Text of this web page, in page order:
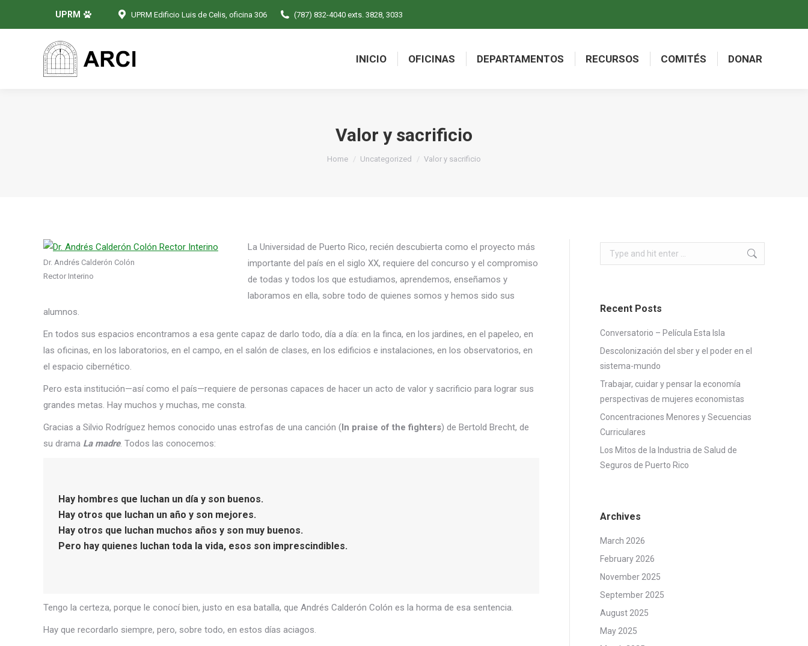
UPRM UPRM Edificio Luis de Celis, oficina 306 (787) 832-4040 exts. 3828, 3033
INICIO OFICINAS DEPARTAMENTOS RECURSOS COMITÉS DONAR
Valor y sacrificio
You are here:
Home Uncategorized Valor y sacrificio
Dr. Andrés Calderón Colón
Rector Interino
La Universidad de Puerto Rico, recién descubierta como el proyecto más
importante del país en el siglo XX, requiere del concurso y el compromiso
de todas y todos los que estudiamos, aprendemos, enseñamos y
laboramos en ella, sobre todo de quienes somos y hemos sido sus
alumnos.
En todos sus espacios encontramos a esa gente capaz de darlo todo, día a día: en la finca, en los jardines, en el papeleo, en
las oficinas, en los laboratorios, en el campo, en el salón de clases, en los edificios e instalaciones, en los observatorios, en
el espacio cibernético.
Pero esta institución—así como el país—requiere de personas capaces de hacer un acto de valor y sacrificio para lograr sus
grandes metas. Hay muchos y muchas, me consta.
Gracias a Silvio Rodríguez hemos conocido unas estrofas de una canción (In praise of the fighters) de Bertold Brecht, de
su drama La madre. Todos las conocemos:
Hay hombres que luchan un día y son buenos.
Hay otros que luchan un año y son mejores.
Hay otros que luchan muchos años y son muy buenos.
Pero hay quienes luchan toda la vida, esos son imprescindibles.
Tengo la certeza, porque le conocí bien, justo en esa batalla, que Andrés Calderón Colón es la horma de esa sentencia.
Hay que recordarlo siempre, pero, sobre todo, en estos días aciagos.
Search:
Recent Posts
Conversatorio – Película Esta Isla
Descolonización del sber y el poder en el
sistema-mundo
Trabajar, cuidar y pensar la economía
perspectivas de mujeres economistas
Concentraciones Menores y Secuencias
Curriculares
Los Mitos de la Industria de Salud de
Seguros de Puerto Rico
Archives
March 2026
February 2026
November 2025
September 2025
August 2025
May 2025
INICIO